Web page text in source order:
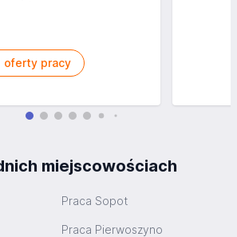
oferty pracy
miejscowościach
Praca Sopot
Praca Pierwoszyno